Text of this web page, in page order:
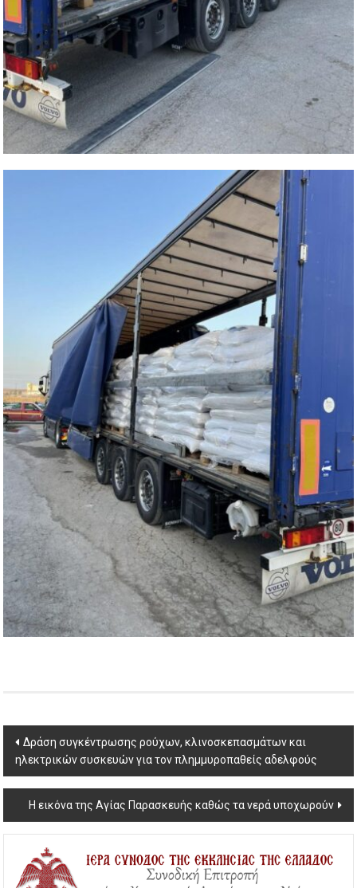
Post
navigation
Δράση συγκέντρωσης ρούχων, κλινοσκεπασμάτων και
ηλεκτρικών συσκευών για τον πλημμυροπαθείς αδελφούς
Η εικόνα της Αγίας Παρασκευής καθώς τα νερά υποχωρούν